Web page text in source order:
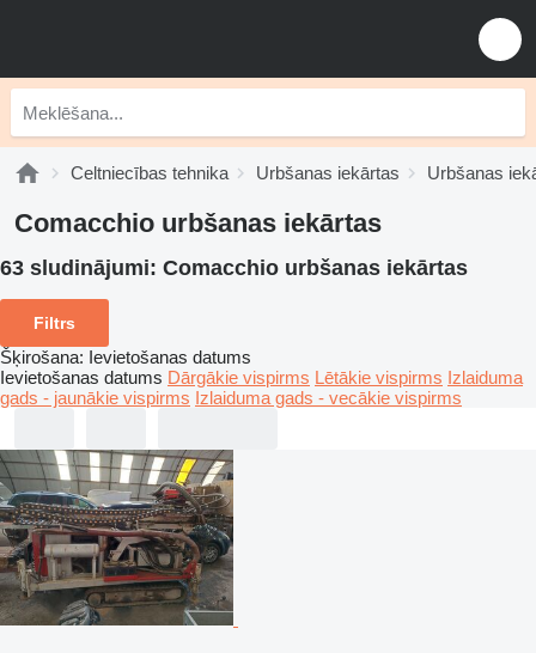
Celtniecības tehnika Urbšanas iekārtas Urbšanas
Comacchio urbšanas iekārtas
63 sludinājumi: Comacchio urbšanas iekārtas
Filtrs
Šķirošana: Ievietošanas datums
Ievietošanas datums Dārgākie vispirms Lētākie vispirms Izlaiduma
gads - jaunākie vispirms Izlaiduma gads - vecākie vispirms